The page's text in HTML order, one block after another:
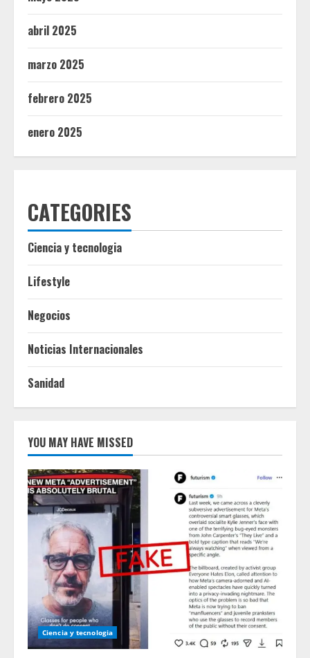
abril 2025
marzo 2025
febrero 2025
enero 2025
CATEGORIES
Ciencia y tecnologia
Lifestyle
Negocios
Noticias Internacionales
Sanidad
YOU MAY HAVE MISSED
Ciencia y tecnologia